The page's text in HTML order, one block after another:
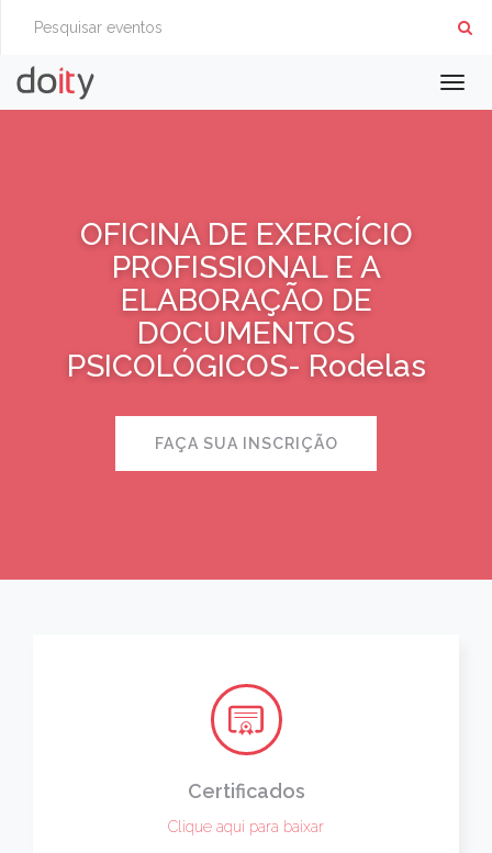
OFICINA DE EXERCÍCIO
PROFISSIONAL E A
ELABORAÇÃO DE
DOCUMENTOS
PSICOLÓGICOS- Rodelas
FAÇA SUA INSCRIÇÃO
Certificados
Clique aqui para baixar